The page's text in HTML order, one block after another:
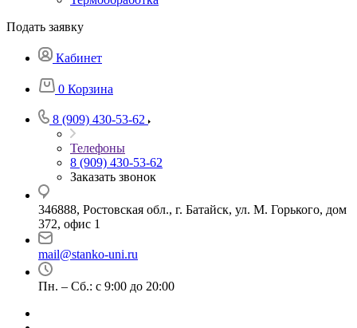
Подать заявку
Кабинет
0 Корзина
8 (909) 430-53-62
Телефоны
8 (909) 430-53-62
Заказать звонок
346888, Ростовская обл., г. Батайск, ул. М. Горького, дом
372, офис 1
mail@stanko-uni.ru
Пн. – Сб.: с 9:00 до 20:00